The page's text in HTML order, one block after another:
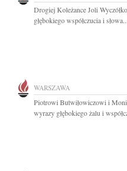
Drogiej Koleżance Joli
głębokiego współczucia i słowa...
WARSZAWA
Piotrowi Butwiłowiczowi i
wyrazy głębokiego żalu i